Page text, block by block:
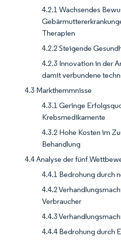
4.2.1 Wachsendes
Therapien
4.2.2 Steigende
4.2.3 Innovation in der
damit verbundene
4.3 Markthemmnisse
4.3.1 Geringe
Krebsmedikamente
4.3.2 Hohe Kosten im
Behandlung
4.4 Analyse der fünf
4.4.1 Bedrohung durch
4.4.2
Verbraucher
4.4.3
4.4.4 Bedrohung durch